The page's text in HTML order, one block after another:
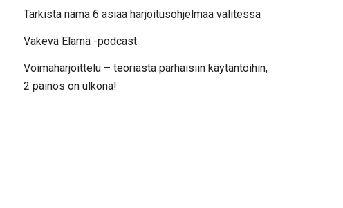
Tarkista nämä 6 asiaa harjoitusohjelmaa valitessa
Väkevä Elämä -podcast
Voimaharjoittelu – teoriasta parhaisiin käytäntöihin,
2 painos on ulkona!